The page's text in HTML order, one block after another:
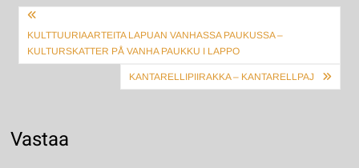
Artikkelien
selaus
KULTTUURIAARTEITA LAPUAN VANHASSA PAUKUSSA –
KULTURSKATTER PÅ VANHA PAUKKU I LAPPO
KANTARELLIPIIRAKKA – KANTARELLPAJ
Vastaa